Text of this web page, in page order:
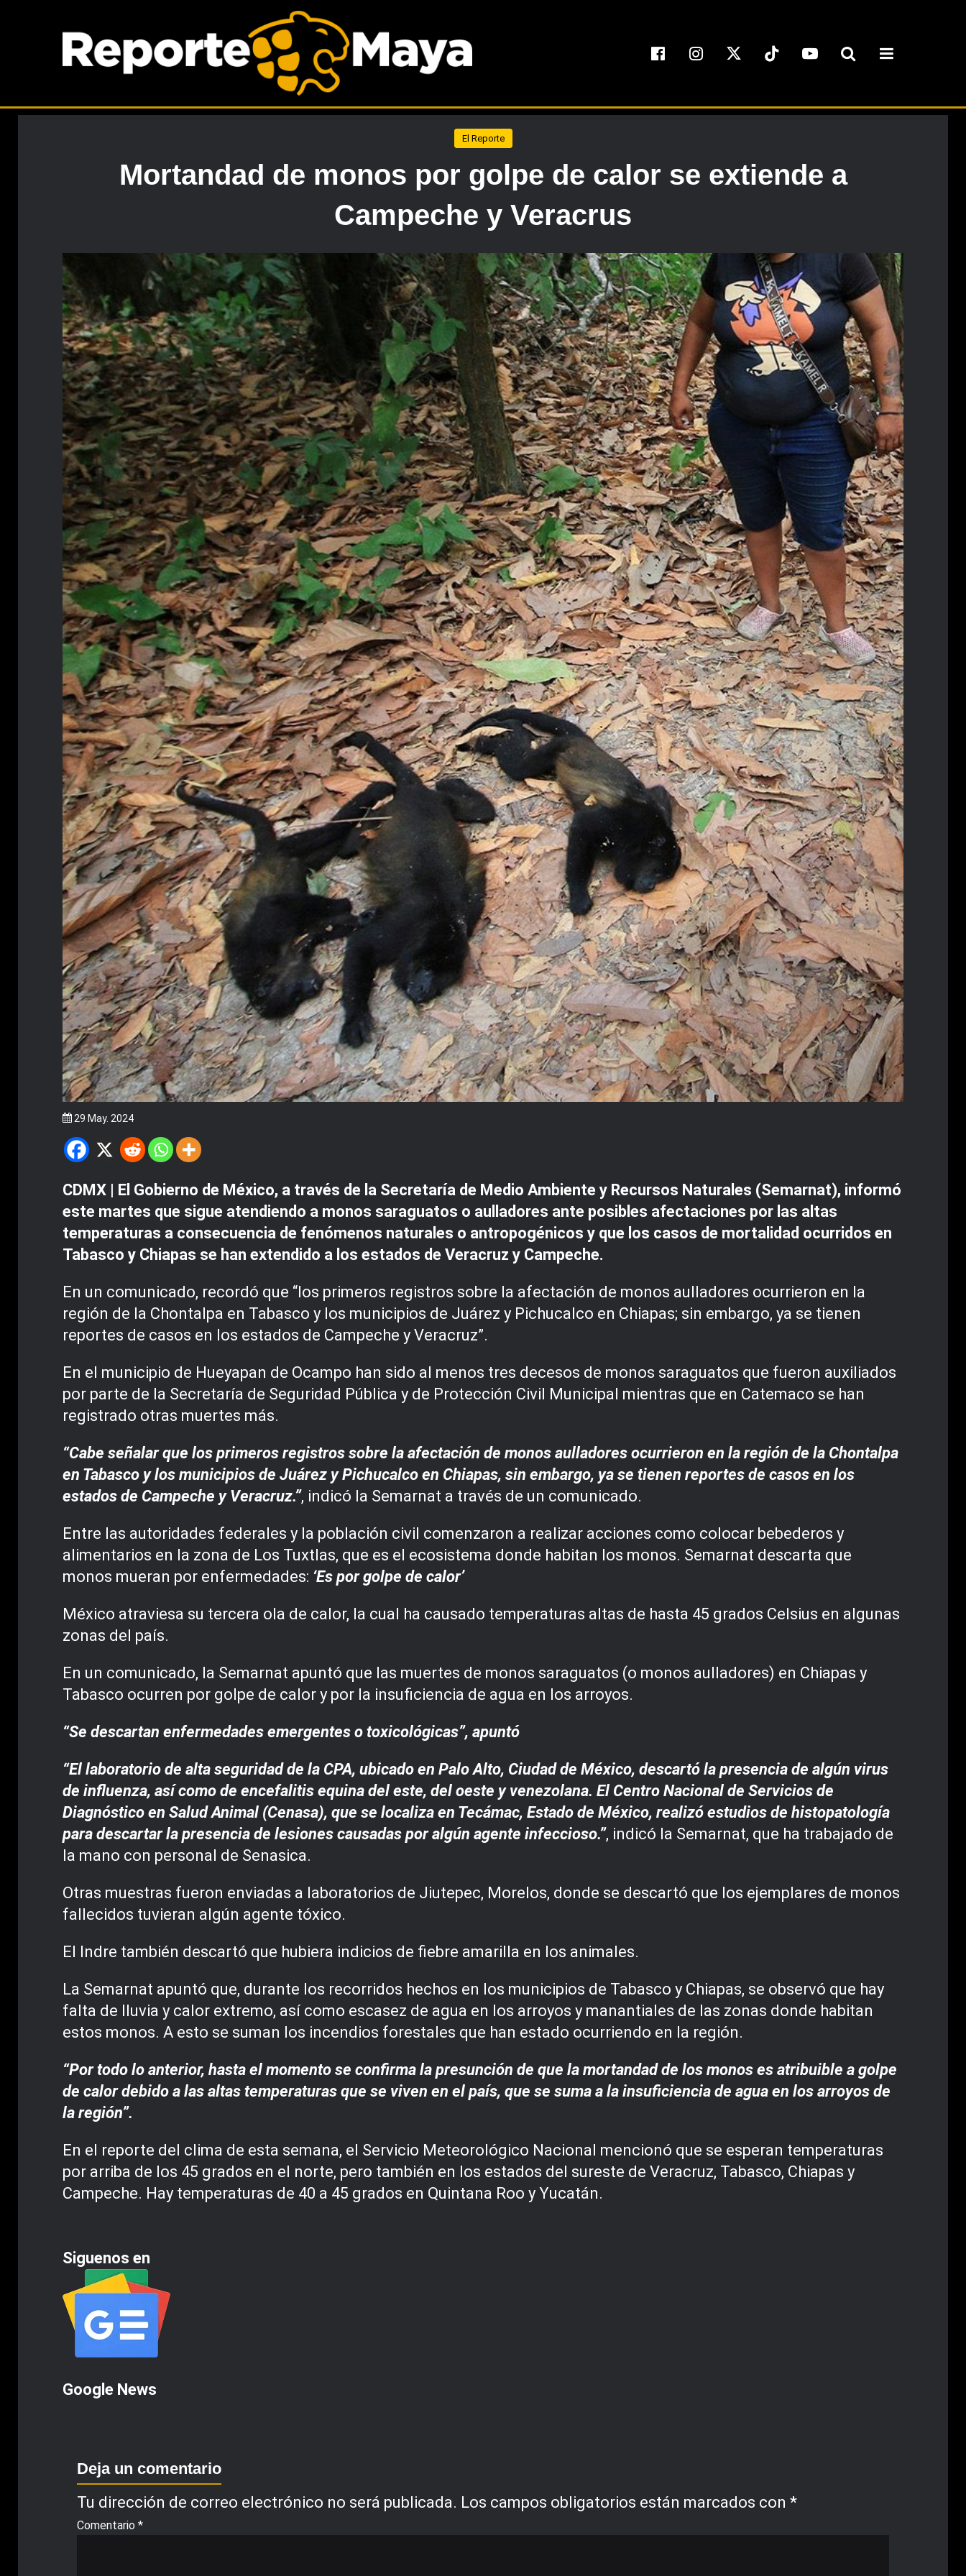
El Reporte
Mortandad de monos por golpe de calor se extiende a
Campeche y Veracrus
29 May. 2024
CDMX | El Gobierno de México, a través de la Secretaría de Medio Ambiente y Recursos Naturales (Semarnat), informó
este martes que sigue atendiendo a monos saraguatos o aulladores ante posibles afectaciones por las altas
temperaturas a consecuencia de fenómenos naturales o antropogénicos y que los casos de mortalidad ocurridos en
Tabasco y Chiapas se han extendido a los estados de Veracruz y Campeche.
En un comunicado, recordó que “los primeros registros sobre la afectación de monos aulladores ocurrieron en la
región de la Chontalpa en Tabasco y los municipios de Juárez y Pichucalco en Chiapas; sin embargo, ya se tienen
reportes de casos en los estados de Campeche y Veracruz”.
En el municipio de Hueyapan de Ocampo han sido al menos tres decesos de monos saraguatos que fueron auxiliados
por parte de la Secretaría de Seguridad Pública y de Protección Civil Municipal mientras que en Catemaco se han
registrado otras muertes más.
“Cabe señalar que los primeros registros sobre la afectación de monos aulladores ocurrieron en la región de la Chontalpa
en Tabasco y los municipios de Juárez y Pichucalco en Chiapas, sin embargo, ya se tienen reportes de casos en los
estados de Campeche y Veracruz.”, indicó la Semarnat a través de un comunicado.
Entre las autoridades federales y la población civil comenzaron a realizar acciones como colocar bebederos y
alimentarios en la zona de Los Tuxtlas, que es el ecosistema donde habitan los monos. Semarnat descarta que
monos mueran por enfermedades: ‘Es por golpe de calor’
México atraviesa su tercera ola de calor, la cual ha causado temperaturas altas de hasta 45 grados Celsius en algunas
zonas del país.
En un comunicado, la Semarnat apuntó que las muertes de monos saraguatos (o monos aulladores) en Chiapas y
Tabasco ocurren por golpe de calor y por la insuficiencia de agua en los arroyos.
“Se descartan enfermedades emergentes o toxicológicas”, apuntó
“El laboratorio de alta seguridad de la CPA, ubicado en Palo Alto, Ciudad de México, descartó la presencia de algún virus
de influenza, así como de encefalitis equina del este, del oeste y venezolana. El Centro Nacional de Servicios de
Diagnóstico en Salud Animal (Cenasa), que se localiza en Tecámac, Estado de México, realizó estudios de histopatología
para descartar la presencia de lesiones causadas por algún agente infeccioso.”, indicó la Semarnat, que ha trabajado de
la mano con personal de Senasica.
Otras muestras fueron enviadas a laboratorios de Jiutepec, Morelos, donde se descartó que los ejemplares de monos
fallecidos tuvieran algún agente tóxico.
El Indre también descartó que hubiera indicios de fiebre amarilla en los animales.
La Semarnat apuntó que, durante los recorridos hechos en los municipios de Tabasco y Chiapas, se observó que hay
falta de lluvia y calor extremo, así como escasez de agua en los arroyos y manantiales de las zonas donde habitan
estos monos. A esto se suman los incendios forestales que han estado ocurriendo en la región.
“Por todo lo anterior, hasta el momento se confirma la presunción de que la mortandad de los monos es atribuible a golpe
de calor debido a las altas temperaturas que se viven en el país, que se suma a la insuficiencia de agua en los arroyos de
la región”.
En el reporte del clima de esta semana, el Servicio Meteorológico Nacional mencionó que se esperan temperaturas
por arriba de los 45 grados en el norte, pero también en los estados del sureste de Veracruz, Tabasco, Chiapas y
Campeche. Hay temperaturas de 40 a 45 grados en Quintana Roo y Yucatán.
Siguenos en
Google News
Deja un comentario
Tu dirección de correo electrónico no será publicada. Los campos obligatorios están marcados con *
Comentario *